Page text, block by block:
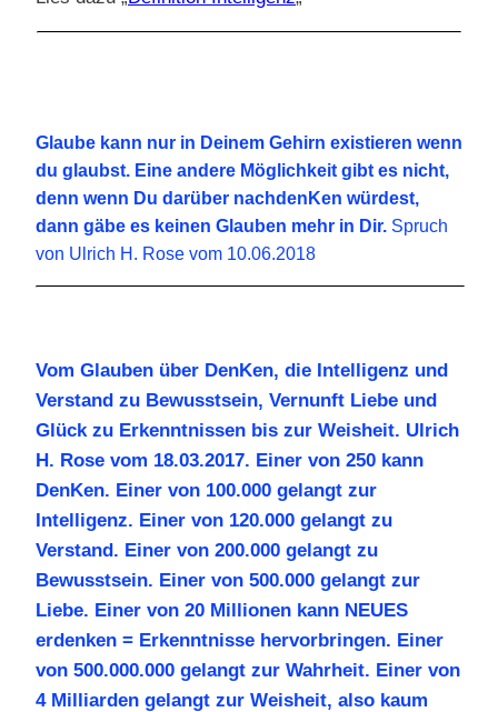
Glaube kann nur in Deinem Gehirn existieren wenn
du glaubst. Eine andere Möglichkeit gibt es nicht,
denn wenn Du darüber nachdenKen würdest,
dann gäbe es keinen Glauben mehr in Dir. Spruch
von Ulrich H. Rose vom 10.06.2018
Vom Glauben über DenKen, die Intelligenz und
Verstand zu Bewusstsein, Vernunft Liebe und
Glück zu Erkenntnissen bis zur Weisheit. Ulrich
H. Rose vom 18.03.2017. Einer von 250 kann
DenKen. Einer von 100.000 gelangt zur
Intelligenz. Einer von 120.000 gelangt zu
Verstand. Einer von 200.000 gelangt zu
Bewusstsein. Einer von 500.000 gelangt zur
Liebe. Einer von 20 Millionen kann NEUES
erdenken = Erkenntnisse hervorbringen. Einer
von 500.000.000 gelangt zur Wahrheit. Einer von
4 Milliarden gelangt zur Weisheit, also kaum